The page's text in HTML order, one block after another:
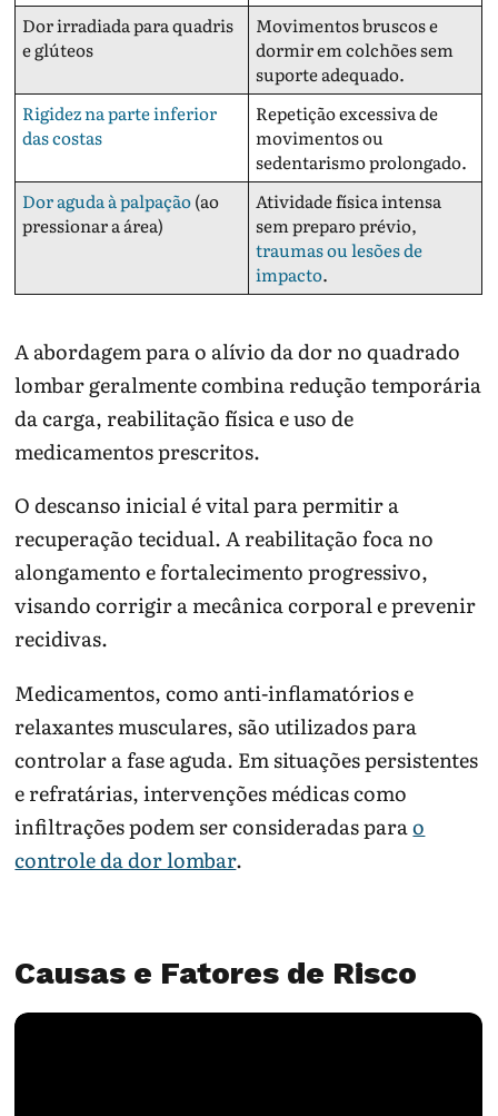
Dor irradiada para quadris
e glúteos
Movimentos bruscos e
dormir em colchões sem
suporte adequado.
Rigidez na parte inferior
das costas
Repetição excessiva de
movimentos ou
sedentarismo prolongado.
Dor aguda à palpação(ao
pressionar a área)
Atividade física intensa
sem preparo prévio,
traumas ou lesões de
impacto.
A abordagem para o alívio da dor no quadrado
lombar geralmente combina redução temporária
da carga, reabilitação física e uso de
medicamentos prescritos.
O descanso inicial é vital para permitir a
recuperação tecidual. A reabilitação foca no
alongamento e fortalecimento progressivo,
visando corrigir a mecânica corporal e prevenir
recidivas.
Medicamentos, como anti-inflamatórios e
relaxantes musculares, são utilizados para
controlar a fase aguda. Em situações persistentes
e refratárias, intervenções médicas como
infiltrações podem ser consideradas parao
controle da dor lombar.
Causas e Fatores de Risco